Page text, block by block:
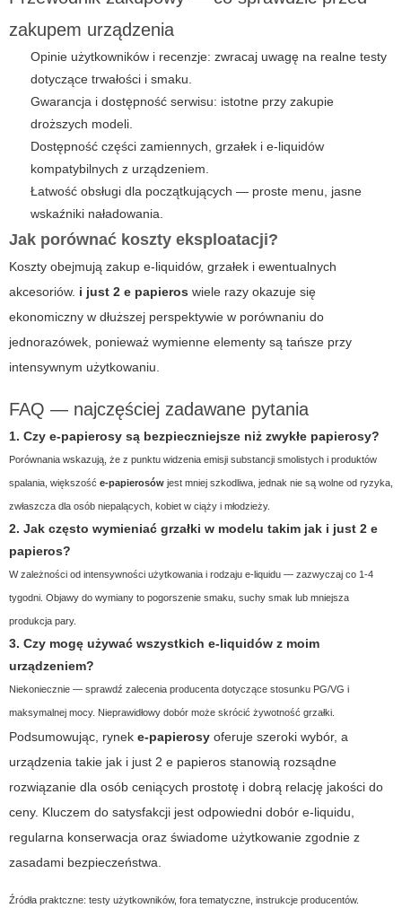
zakupem urządzenia
Opinie użytkowników i recenzje: zwracaj uwagę na realne testy
dotyczące trwałości i smaku.
Gwarancja i dostępność serwisu: istotne przy zakupie
droższych modeli.
Dostępność części zamiennych, grzałek i e-liquidów
kompatybilnych z urządzeniem.
Łatwość obsługi dla początkujących — proste menu, jasne
wskaźniki naładowania.
Jak porównać koszty eksploatacji?
Koszty obejmują zakup e-liquidów, grzałek i ewentualnych
akcesoriów. i just 2 e papieros wiele razy okazuje się
ekonomiczny w dłuższej perspektywie w porównaniu do
jednorazówek, ponieważ wymienne elementy są tańsze przy
intensywnym użytkowaniu.
FAQ — najczęściej zadawane pytania
1. Czy e-papierosy są bezpieczniejsze niż zwykłe papierosy?
Porównania wskazują, że z punktu widzenia emisji substancji smolistych i produktów
spalania, większość e-papierosów jest mniej szkodliwa, jednak nie są wolne od ryzyka,
zwłaszcza dla osób niepalących, kobiet w ciąży i młodzieży.
2. Jak często wymieniać grzałki w modelu takim jak i just 2 e
papieros?
W zależności od intensywności użytkowania i rodzaju e-liquidu — zazwyczaj co 1-4
tygodni. Objawy do wymiany to pogorszenie smaku, suchy smak lub mniejsza
produkcja pary.
3. Czy mogę używać wszystkich e-liquidów z moim
urządzeniem?
Niekoniecznie — sprawdź zalecenia producenta dotyczące stosunku PG/VG i
maksymalnej mocy. Nieprawidłowy dobór może skrócić żywotność grzałki.
Podsumowując, rynek e-papierosy oferuje szeroki wybór, a
urządzenia takie jak i just 2 e papieros stanowią rozsądne
rozwiązanie dla osób ceniących prostotę i dobrą relację jakości do
ceny. Kluczem do satysfakcji jest odpowiedni dobór e-liquidu,
regularna konserwacja oraz świadome użytkowanie zgodnie z
zasadami bezpieczeństwa.
Źródła praktczne: testy użytkowników, fora tematyczne, instrukcje producentów.